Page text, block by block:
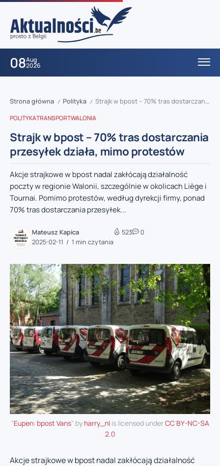
08Aug
2026
Strona główna / Polityka / Strajk w bpost – 70% tras dostarczania przesyłek działa, mimo protestów
POLITYKATRANSPORTWALONIA
Strajk w bpost – 70% tras dostarczania
przesyłek działa, mimo protestów
Akcje strajkowe w bpost nadal zakłócają działalność
poczty w regionie Walonii, szczególnie w okolicach Liège i
Tournai. Pomimo protestów, według dyrekcji firmy, ponad
70% tras dostarczania przesyłek...
Mateusz Kapica
2025-02-11
1 min czytania
523 0
"Eupen: bpost Vans" by harry_nlis licensed underCC BY-NC-SA
2.0
Akcje strajkowe w bpost nadal zakłócają działalność